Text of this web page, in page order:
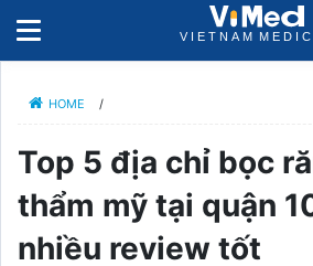
HOME /
Top 5 địa chỉ bọc
thẩm mỹ tại quận
nhiều review tốt